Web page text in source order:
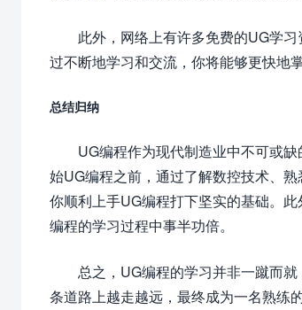
此外，网络上有许多免费的UG学
过不断地学习和交流，你将能够更快地
总结归纳
UG编程作为现代制造业中不可或
始UG编程之前，通过了解数控技术、
你顺利上手UG编程打下坚实的基础。
编程的学习过程中事半功倍。
总之，UG编程的学习并非一蹴而
条道路上越走越远，最终成为一名熟练